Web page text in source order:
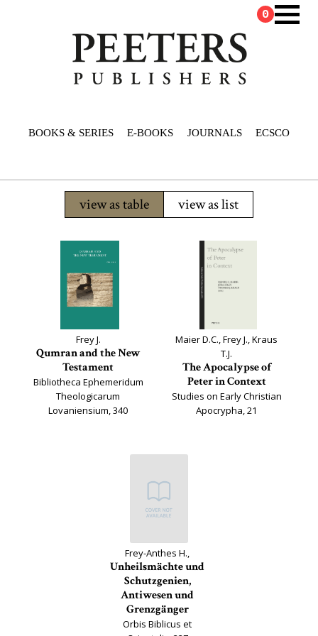
BOOKS & SERIES E-BOOKS JOURNALS ECSCO
0
view as table view as list
Frey J.
Qumran and the New
Testament
Bibliotheca Ephemeridum
Theologicarum
Lovaniensium, 340
Maier D.C., Frey J., Kraus
T.J.
The Apocalypse of
Peter in Context
Studies on Early Christian
Apocrypha, 21
Frey-Anthes H.,
Unheilsmächte und
Schutzgenien,
Antiwesen und
Grenzgänger
Orbis Biblicus et